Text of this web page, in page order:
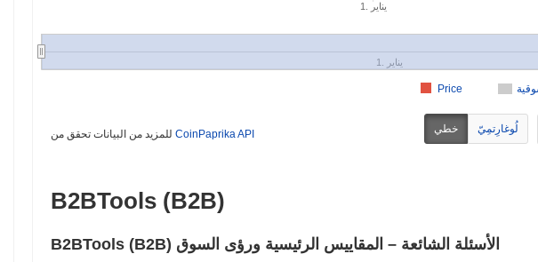
Price
1. يناير
1. يناير
CoinPaprika API خطي لُوغارِتمِيّ
B2BTools (B2B)
B2BTools (B2B) الأسئلة الشائعة – المقاييس الرئيسية ورؤى السوق